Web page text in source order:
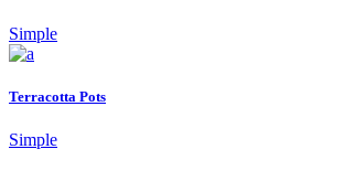
Simple
Terracotta Pots
Simple